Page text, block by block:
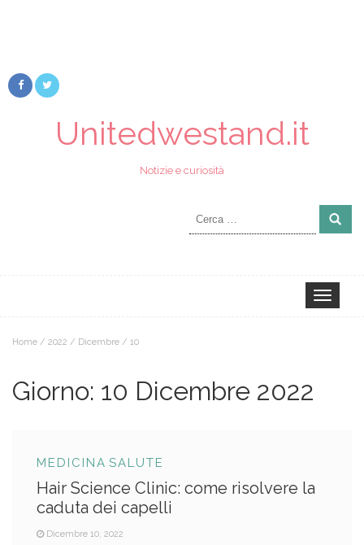
Unitedwestand.it
Notizie e curiosità
Ricerca
Toggle
navigation
Home / 2022 / Dicembre / 10
Giorno: 10 Dicembre 2022
MEDICINA SALUTE
Hair Science Clinic: come risolvere la
caduta dei capelli
Dicembre 10, 2022